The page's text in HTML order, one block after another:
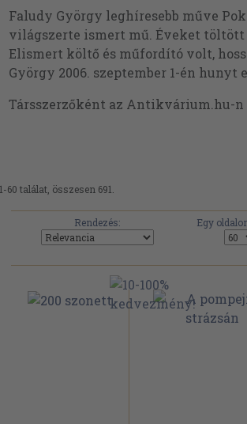
Faludy György leghíresebb műve
világszerte ismert mű. Éveket
Elismert költő és műfordító volt,
György 2006. szeptember 1-én hunyt
Társszerzőként az Antikvárium.hu-n
1-60 találat, összesen 691.
Rendezés:
Egy